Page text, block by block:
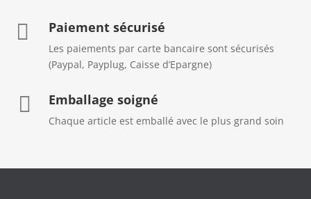
 Paiement sécurisé
Les paiements par carte bancaire sont sécurisés
(Paypal, Payplug, Caisse d’Epargne)
 Emballage soigné
Chaque article est emballé avec le plus grand soin